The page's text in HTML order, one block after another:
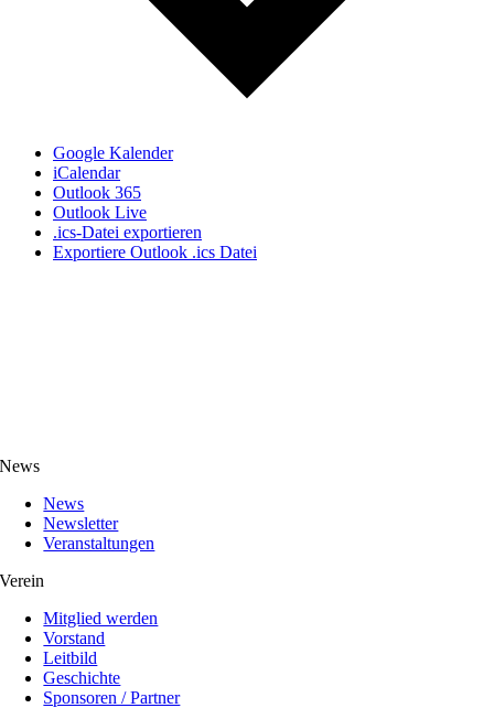
Google Kalender
iCalendar
Outlook 365
Outlook Live
.ics-Datei exportieren
Exportiere Outlook .ics Datei
News
News
Newsletter
Veranstaltungen
Verein
Mitglied werden
Vorstand
Leitbild
Geschichte
Sponsoren / Partner